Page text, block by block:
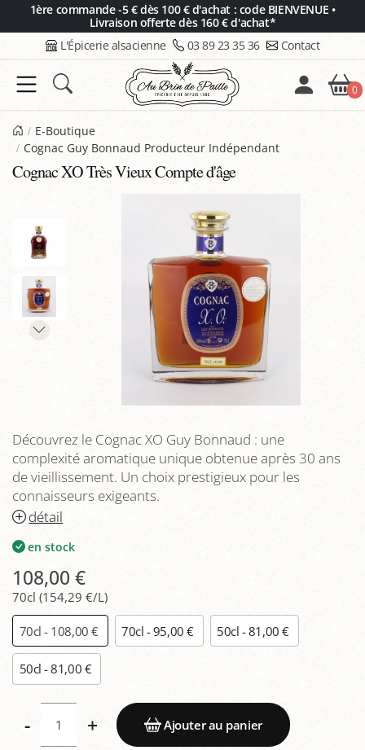
1ère commande -5 € dès 100 € d'achat : code BIENVENUE •
Livraison offerte dès 160 € d'achat*
L'Épicerie alsacienne 03 89 23 35 36 Contact
0
E-Boutique
Cognac Guy Bonnaud Producteur Indépendant
Cognac XO Très Vieux Compte d'âge
Découvrez le Cognac XO Guy Bonnaud : une
complexité aromatique unique obtenue après 30 ans
de vieillissement. Un choix prestigieux pour les
connaisseurs exigeants.
détail
en stock
108,00 €
70cl (154,29 €/L)
70cl - 108,00 € 70cl - 95,00 € 50cl - 81,00 €
50cl - 81,00 €
- + Ajouter au panier
Panneau de gestion des cookies